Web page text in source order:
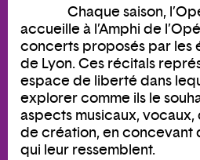
Chaque saison,
accueille à l’Amphi de
concerts proposés par les
de Lyon. Ces récitals
espace de liberté dans
explorer comme ils le
aspects musicaux,
de création, en concevant
qui leur ressemblent.